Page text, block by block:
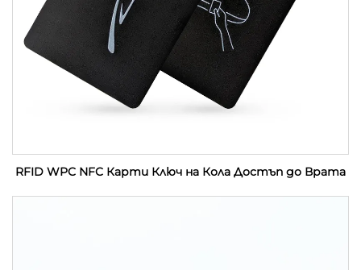
RFID WPC NFC Карти Ключ на Кола Достъп до Врата